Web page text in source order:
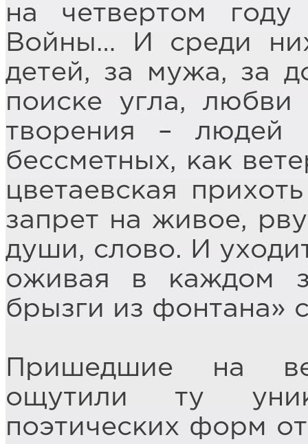
на четвертом году
Войны… И среди
детей, за мужа, за
поиске угла,
творения – людей
бессметных, как
цветаевская
запрет на живое,
души, слово. И
оживая в каждом
брызги из фонтана»
Пришедшие на
ощутили ту
поэтических форм